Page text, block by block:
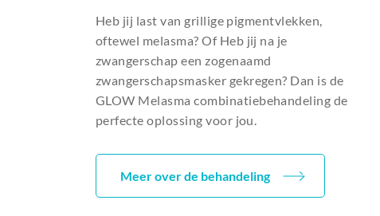
Heb jij last van grillige pigmentvlekken,
oftewel melasma? Of Heb jij na je
zwangerschap een zogenaamd
zwangerschapsmasker gekregen? Dan is de
GLOW Melasma combinatiebehandeling de
perfecte oplossing voor jou.
Meer over de behandeling